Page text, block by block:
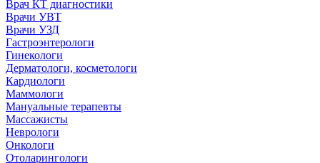
Врач КТ диагностики
Врачи УВТ
Врачи УЗД
Гастроэнтерологи
Гинекологи
Дерматологи, косметологи
Кардиологи
Маммологи
Мануальные терапевты
Массажисты
Неврологи
Онкологи
Отоларингологи